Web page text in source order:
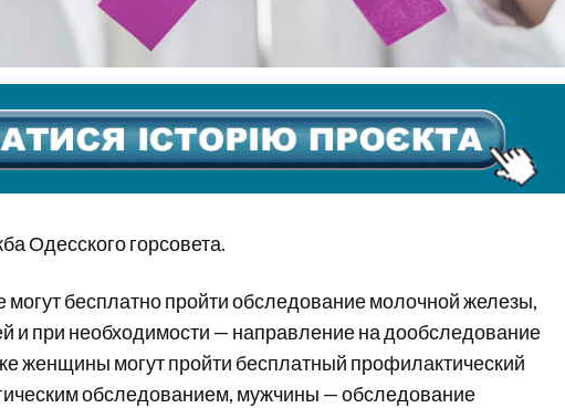
Одесского горсовета.
бесплатно пройти обследование молочной железы,
и при необходимости — направление на дообследование
женщины могут пройти бесплатный профилактический
обследованием, мужчины — обследование